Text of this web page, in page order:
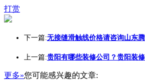
打赏
下一篇:无接缝滑触线价格请咨询山东
上一篇:贵阳有哪些装修公司？贵阳装
更多»您可能感兴趣的文章: